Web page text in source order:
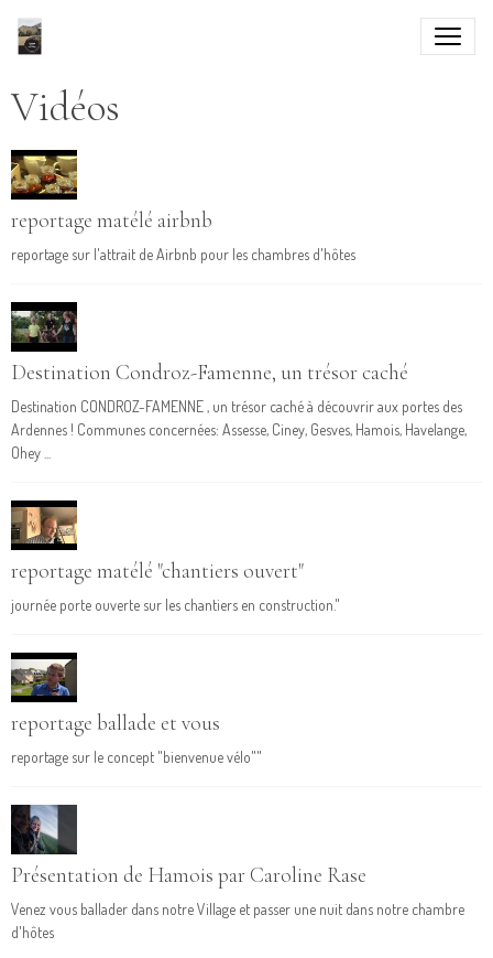
Vidéos
reportage matélé airbnb
reportage sur l'attrait de Airbnb pour les chambres d'hôtes
Destination Condroz-Famenne, un trésor caché
Destination CONDROZ-FAMENNE , un trésor caché à découvrir aux portes des
Ardennes ! Communes concernées: Assesse, Ciney, Gesves, Hamois, Havelange,
Ohey ...
reportage matélé "chantiers ouvert"
journée porte ouverte sur les chantiers en construction."
reportage ballade et vous
reportage sur le concept "bienvenue vélo""
Présentation de Hamois par Caroline Rase
Venez vous ballader dans notre Village et passer une nuit dans notre chambre
d'hôtes